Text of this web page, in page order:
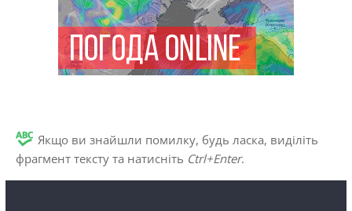
Якщо ви знайшли помилку, будь ласка, виділіть
фрагмент тексту та натисніть Ctrl+Enter.